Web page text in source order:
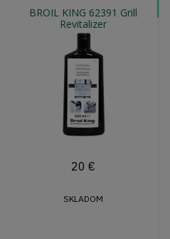
BROIL KING 62391 Grill
Revitalizer
20 €
SKLADOM